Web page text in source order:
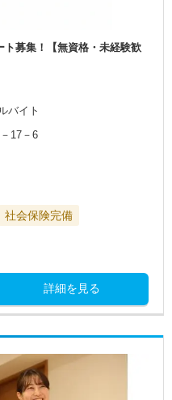
ト募集！【無資格・未経験歓
バイト
17－6
社会保険完備
詳細を見る